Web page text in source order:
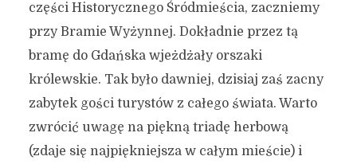
części Historycznego Śródmieścia, zaczniemy
przy Bramie Wyżynnej. Dokładnie przez tą
bramę do Gdańska wjeżdżały orszaki
królewskie. Tak było dawniej, dzisiaj zaś zacny
zabytek gości turystów z całego świata. Warto
zwrócić uwagę na piękną triadę herbową
(zdaje się najpiękniejsza w całym mieście) i